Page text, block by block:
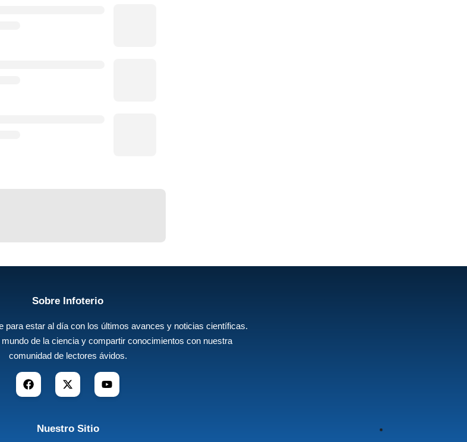
Sobre Infoterio
para estar al día con los últimos avances y noticias científicas.
de la ciencia y compartir conocimientos con nuestra
comunidad de lectores ávidos.
Nuestro Sitio